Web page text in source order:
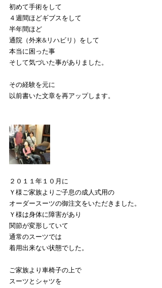
初めて手術をして
４週間ほどギブスをして
半年間ほど
通院（外来&リハビリ）をして
本当に困った事
そして気づいた事がありました。
その経験を元に
以前書いた文章を再アップします。
２０１１年１０月に
Ｙ様ご家族よりご子息の成人式用の
オーダースーツの御注文をいただきました。
Ｙ様は身体に障害があり
関節が変形していて
通常のスーツでは
着用出来ない状態でした。
ご家族より車椅子の上で
スーツとシャツを